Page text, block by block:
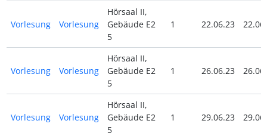
Vorlesung Vorlesung
Hörsaal II,
Gebäude E2
5
1 22.06.23
Vorlesung Vorlesung
Hörsaal II,
Gebäude E2
5
1 26.06.23
Vorlesung Vorlesung
Hörsaal II,
Gebäude E2
5
1 29.06.23